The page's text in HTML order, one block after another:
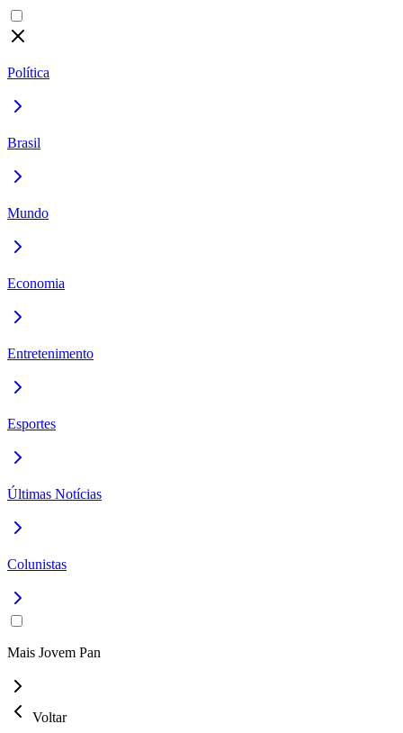
Política
Brasil
Mundo
Economia
Entretenimento
Esportes
Últimas Notícias
Colunistas
Mais Jovem Pan
Voltar